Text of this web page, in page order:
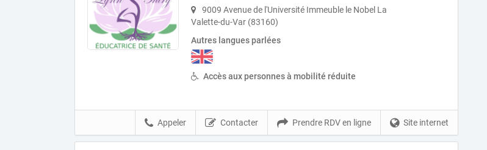
9009 Avenue de l'Université Immeuble le Nobel La
Valette-du-Var (83160)
Autres langues parlées
Accès aux personnes à mobilité réduite
Site internet
Prendre RDV en ligne
Contacter
Appeler